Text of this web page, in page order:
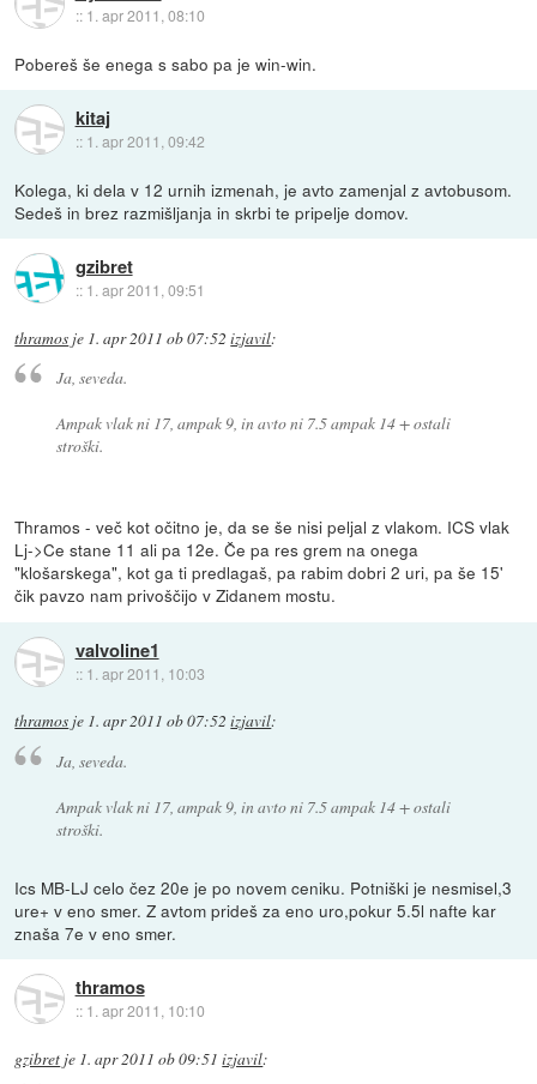
:: 1. apr 2011, 08:10
Pobereš še enega s sabo pa je win-win.
kitaj
:: 1. apr 2011, 09:42
Kolega, ki dela v 12 urnih izmenah, je avto zamenjal z avtobusom.
Sedeš in brez razmišljanja in skrbi te pripelje domov.
gzibret
:: 1. apr 2011, 09:51
thramos je 1. apr 2011 ob 07:52 izjavil:
Ja, seveda.
Ampak vlak ni 17, ampak 9, in avto ni 7.5 ampak 14 + ostali
stroški.
Thramos - več kot očitno je, da se še nisi peljal z vlakom. ICS vlak
Lj->Ce stane 11 ali pa 12e. Če pa res grem na onega
"klošarskega", kot ga ti predlagaš, pa rabim dobri 2 uri, pa še 15'
čik pavzo nam privoščijo v Zidanem mostu.
valvoline1
:: 1. apr 2011, 10:03
thramos je 1. apr 2011 ob 07:52 izjavil:
Ja, seveda.
Ampak vlak ni 17, ampak 9, in avto ni 7.5 ampak 14 + ostali
stroški.
Ics MB-LJ celo čez 20e je po novem ceniku. Potniški je nesmisel,3
ure+ v eno smer. Z avtom prideš za eno uro,pokur 5.5l nafte kar
znaša 7e v eno smer.
thramos
:: 1. apr 2011, 10:10
gzibret je 1. apr 2011 ob 09:51 izjavil: